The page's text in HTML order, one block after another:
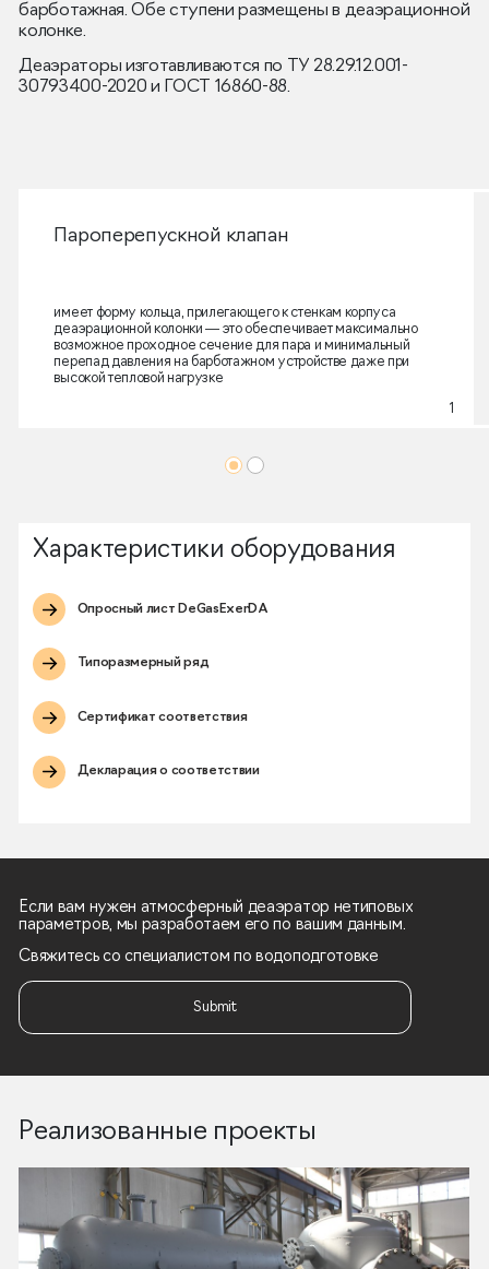
барботажная. Обе ступени размещены в деаэрационной
колонке.
Деаэраторы изготавливаются по ТУ 28.29.12.001-
30793400-2020 и ГОСТ 16860-88.
Пароперепускной клапан
имеет форму кольца, прилегающего к стенкам корпуса
деаэрационной колонки — это обеспечивает максимально
возможное проходное сечение для пара и минимальный
перепад давления на барботажном устройстве даже при
высокой тепловой нагрузке
1
Характеристики оборудования
Опросный лист DeGasExerDA
Типоразмерный ряд
Сертификат соответствия
Декларация о соответствии
Если вам нужен атмосферный деаэратор нетиповых
параметров, мы разработаем его по вашим данным.
Свяжитесь со специалистом по водоподготовке
Submit
Реализованные проекты